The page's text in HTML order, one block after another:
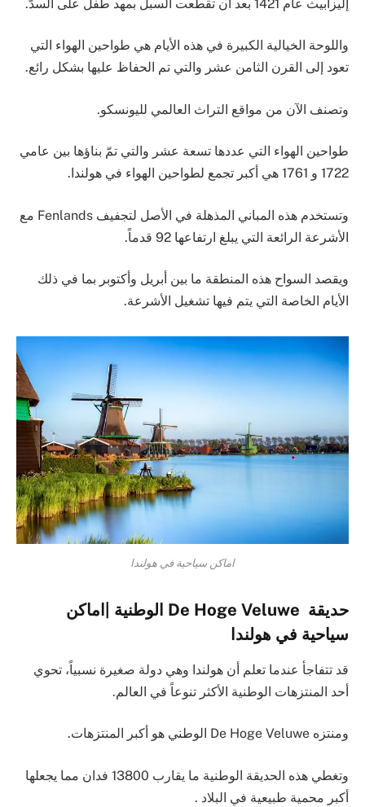
إليزابيث عام 1421 بعد أن تقطعت السبل بمهد طفل على السدّ.
واللوحة الخيالية الكبيرة في هذه الأيام هي طواحين الهواء التي
تعود إلى القرن الثامن عشر والتي تم الحفاظ عليها بشكل رائع.
وتصنف الآن من مواقع التراث العالمي لليونسكو.
طواحين الهواء التي عددها تسعة عشر والتي تمّ بناؤها بين عامي
1722 و 1761 هي أكبر تجمع لطواحين الهواء في هولندا.
وتستخدم هذه المباني المذهلة في الأصل لتجفيف Fenlands مع
الأشرعة الرائعة التي يبلغ ارتفاعها 92 قدماً.
ويقصد السواح هذه المنطقة ما بين أبريل وأكتوبر بما في ذلك
الأيام الخاصة التي يتم فيها تشغيل الأشرعة.
اماكن سياحية في هولندا
حديقة De Hoge Veluwe الوطنية |اماكن
سياحية في هولندا
قد تتفاجأ عندما تعلم أن هولندا وهي دولة صغيرة نسبياً، تحوي
أحد المنتزهات الوطنية الأكثر تنوعاً في العالم.
ومنتزه De Hoge Veluwe الوطني هو أكبر المنتزهات.
وتغطي هذه الحديقة الوطنية ما يقارب 13800 فدان مما يجعلها
أكبر محمية طبيعية في البلاد .